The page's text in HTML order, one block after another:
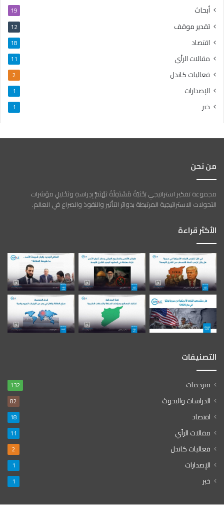
أبحاث 19
تقدير موقف 12
اقتصاد 18
مقالات الرأي 11
فعاليات كاندل 2
الإصدارات 1
خبر 1
من نحن
مجموعة تفكير استراتيجي بَحْثيّةٌ مُسْتَقِلّةٌ تَهْتَمُّ بِدِراسةِ وتَحْليلِ مؤشرات
التحولات الاستراتيجية المرتبطة بدوائر التأثير والنفوذ والصراع في العالم.
الأكثر قراءة
التصنيفات
مترجمات 132
الدراسات والبحوث 82
اقتصاد 18
مقالات الرأي 11
فعاليات كاندل 2
الإصدارات 1
خبر 1